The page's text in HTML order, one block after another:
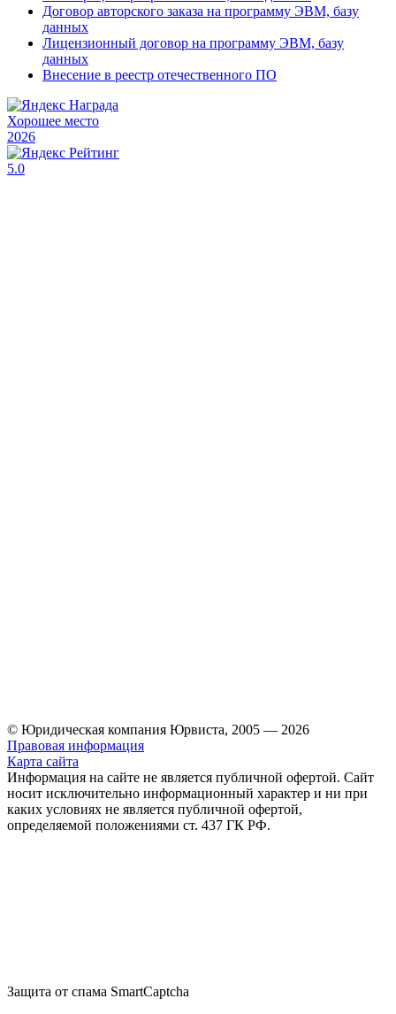
Договор авторского заказа на программу ЭВМ, базу
данных
Лицензионный договор на программу ЭВМ, базу
данных
Внесение в реестр отечественного ПО
Хорошее место
2026
5.0
© Юридическая компания Юрвиста, 2005 — 2026
Правовая информация
Карта сайта
Информация на сайте не является публичной офертой. Cайт
носит исключительно информационный характер и ни при
каких условиях не является публичной офертой,
определяемой положениями ст. 437 ГК РФ.
Защита от спама SmartCaptcha